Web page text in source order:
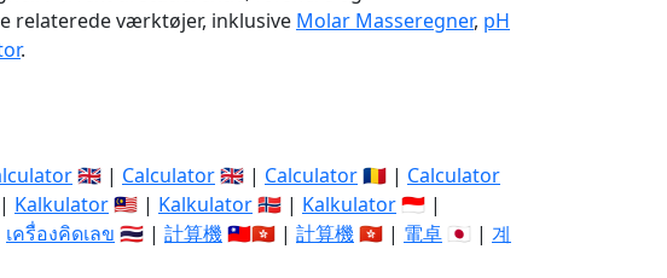
relaterede værktøjer, inklusive Molar Masseregner, pH
.
🇬🇧 | Calculator🇬🇧 | Calculator🇷🇴 | Calculator
Kalkulator🇲🇾 | Kalkulator🇳🇴 | Kalkulator🇮🇩 |
เครื่องคิดเลข 🇹🇭 | 計算機🇹🇼🇭🇰 | 計算機🇭🇰 | 電卓 🇯🇵 | 계